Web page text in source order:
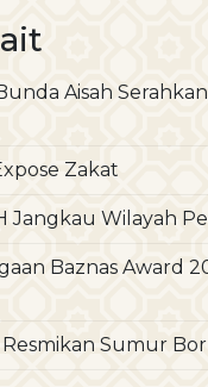
Aisah
Zakat
Jangkau Wilayah
Baznas Award
Sumur